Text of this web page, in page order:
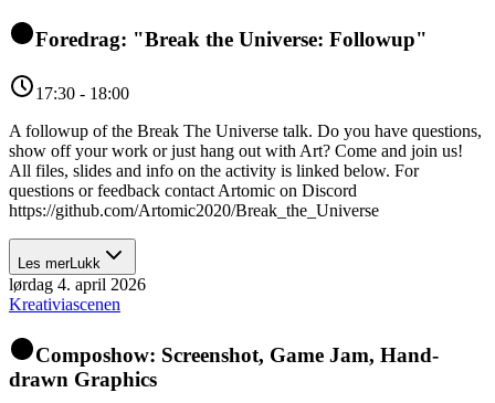
Foredrag: "Break the Universe: Followup"
17:30 - 18:00
A followup of the Break The Universe talk. Do you have questions,
show off your work or just hang out with Art? Come and join us!
All files, slides and info on the activity is linked below. For
questions or feedback contact Artomic on Discord
https://github.com/Artomic2020/Break_the_Universe
Les merLukk
lørdag 4. april 2026
Kreativiascenen
Composhow: Screenshot, Game Jam, Hand-
drawn Graphics